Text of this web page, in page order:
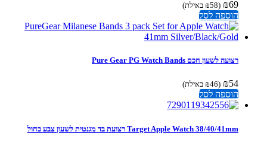
(
₪58 באילת)
הוספה לסל
רצועה לשעון חכם Pure Gear PG Watch Bands
(
₪46 באילת)
הוספה לסל
Target Apple Watch 38/40/41mm רצועת בד מגנטית לשעון צבע כחול